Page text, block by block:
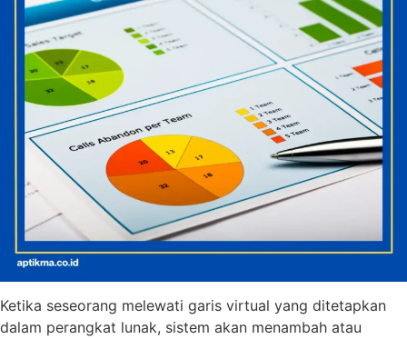
Ketika seseorang melewati garis virtual yang ditetapkan
dalam perangkat lunak, sistem akan menambah atau